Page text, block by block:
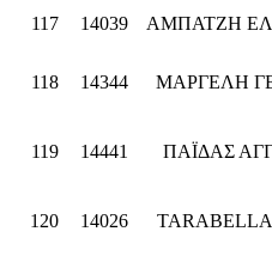
117 14039 ΑΜΠΑΤΖΗ
118 14344 ΜΑΡΓΕΛΗ
119 14441 ΠΑΪΔΑΣ
120 14026